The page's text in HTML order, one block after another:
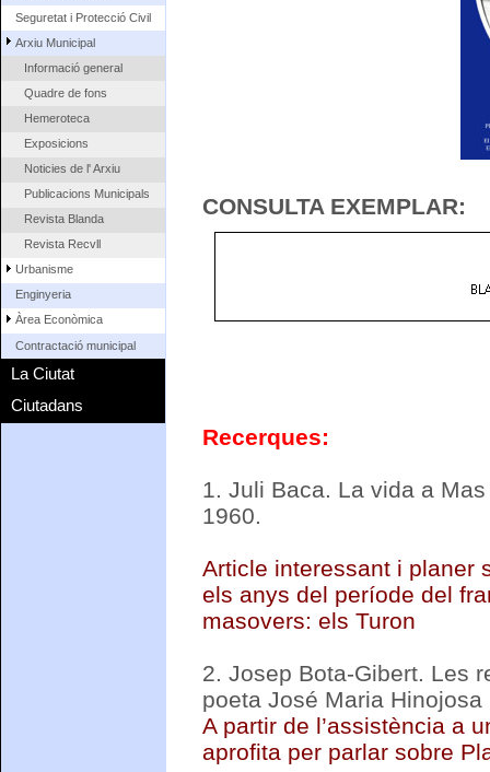
Seguretat i Protecció Civil
Arxiu Municipal
Informació general
Quadre de fons
Hemeroteca
Exposicions
Noticies de l' Arxiu
Publicacions Municipals
Revista Blanda
Revista Recvll
Urbanisme
Enginyeria
Àrea Econòmica
Contractació municipal
La Ciutat
Ciutadans
CONSULTA EXEMPLAR:
Recerques:
1. Juli Baca. La vida a
1960.
Article interessant i planer
els anys del període del
masovers: els Turon
2. Josep Bota-Gibert. Les
poeta José Maria Hinojosa
A partir de l’assistència a
aprofita per parlar sobre